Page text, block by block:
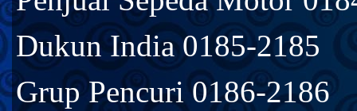
Dukun India 0185-2185
Grup Pencuri 0186-2186